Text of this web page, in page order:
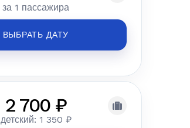
за 1 пассажира
ВЫБРАТЬ ДАТУ
2 700 ₽
детский: 1 350 ₽